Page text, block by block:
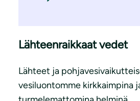
Lähteenraikkaat vedet
Lähteet ja
vesiluontomme kirkkaimpina